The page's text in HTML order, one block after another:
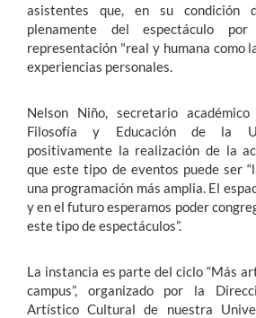
asistentes que, en su condición
plenamente del espectáculo
representación "real y humana como
experiencias personales.
Nelson Niño, secretario
Filosofía y Educación de la
positivamente la realización de la
que este tipo de eventos puede ser
una programación más amplia. El
y en el futuro esperamos poder
este tipo de espectáculos”.
La instancia es parte del ciclo “Más
campus”, organizado por la
Artístico Cultural de nuestra